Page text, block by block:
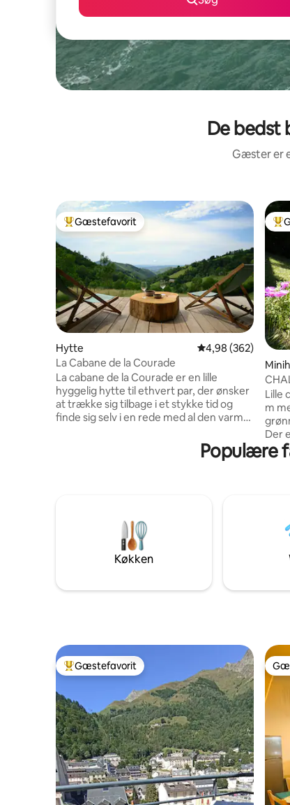
De bedst
Gæster er
Bedste gæstefavorit
Gæstefavorit
Hytte 4,98 ud af 5 i
4,98 (362)
La Cabane de la Courade
La cabane de la Courade er en lille
hyggelig hytte til ethvert par, der ønsker
at trække sig tilbage i et stykke tid og
finde sig selv i en rede med al den varme,
komfort med jacuzziområde og
fornøjelsen ved en uhindret udsigt uden
hjemmeside > lacourade_com, hvor du
kan finde forskellige muligheder. Vi
glæder os til at byde dig velkommen!
Lille
m
Der
er
Populære
Køkken
Bedste gæstefavorit
Gæstefavorit